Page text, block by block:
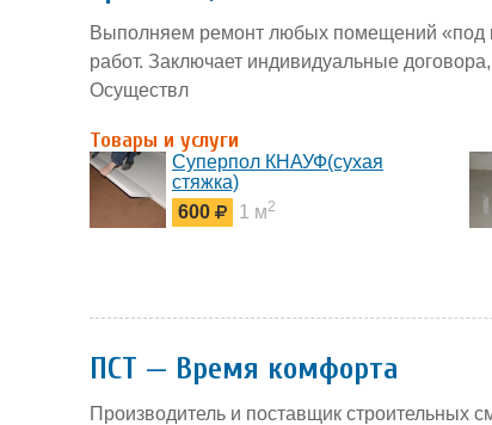
Выполняем ремонт любых помещений «под
работ. Заключает индивидуальные
Осуществл
Товары и услуги
Суперпол КНАУФ(сухая
стяжка)
600
1 м2
ПСТ — Время комфорта
Производитель и поставщик строительных